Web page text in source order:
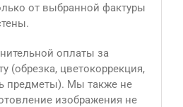
от выбранной фактуры
оплаты за
(обрезка, цветокоррекция,
предметы). Мы также не
изображения не